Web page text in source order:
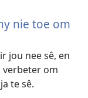
nie toe om
jou nee sê, en
verbeter om
te sê.